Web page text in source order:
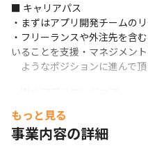
■ キャリアパス
・まずはアプリ開発チームの
・フリーランスや外注先を含
いることを支援・マネジメン
ようなポジションに進んで頂
・ディレクター
もっと見る
事業内容の詳細